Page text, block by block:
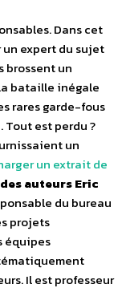
Dans cet
expert du sujet
brossent un
bataille inégale
rares garde-fous
est perdu ?
un
un extrait de
auteursEric
du bureau
projets
équipes
Il est professeur